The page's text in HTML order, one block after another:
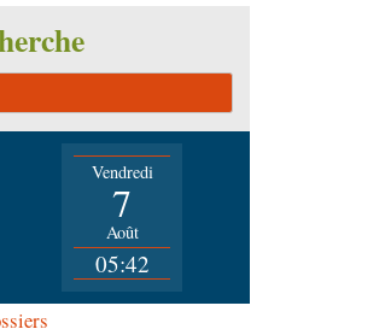
Vendredi
7
Août
05:42